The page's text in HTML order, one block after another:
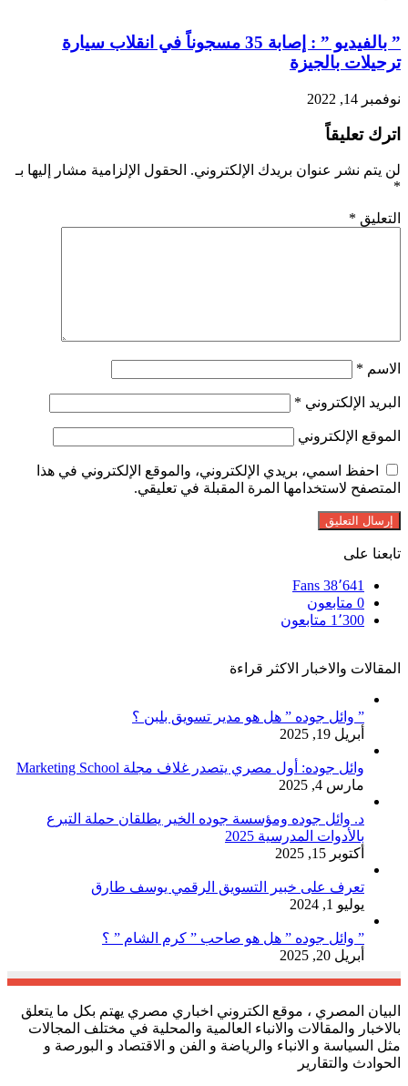
” بالفيديو ” : إصابة 35 مسجوناً في انقلاب سيارة
ترحيلات بالجيزة
نوفمبر 14, 2022
اترك تعليقاً
لن يتم نشر عنوان بريدك الإلكتروني. الحقول الإلزامية مشار إليها بـ
*
التعليق *
الاسم *
البريد الإلكتروني *
الموقع الإلكتروني
احفظ اسمي، بريدي الإلكتروني، والموقع الإلكتروني في هذا
المتصفح لاستخدامها المرة المقبلة في تعليقي.
تابعنا على
38٬641 Fans
0 متابعون
1٬300 متابعون
المقالات والاخبار الاكثر قراءة
” وائل جوده ” هل هو مدير تسويق بلبن ؟
أبريل 19, 2025
وائل جوده: أول مصري يتصدر غلاف مجلة Marketing School
مارس 4, 2025
د. وائل جوده ومؤسسة جوده الخير يطلقان حملة التبرع
بالأدوات المدرسية 2025
أكتوبر 15, 2025
تعرف على خبير التسويق الرقمي يوسف طارق
يوليو 1, 2024
” وائل جوده ” هل هو صاحب ” كرم الشام ” ؟
أبريل 20, 2025
البيان المصري ، موقع الكتروني اخباري مصري يهتم بكل ما يتعلق
بالاخبار والمقالات والانباء العالمية والمحلية في مختلف المجالات
مثل السياسة و الانباء والرياضة و الفن و الاقتصاد و البورصة و
الحوادث والتقارير